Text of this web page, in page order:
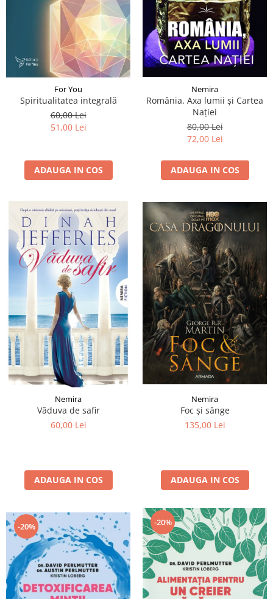
For You
Spiritualitatea integrală
60,00 Lei
51,00 Lei
ADAUGA IN COS
Nemira
România. Axa lumii și Cartea
Nației
80,00 Lei
72,00 Lei
ADAUGA IN COS
Nemira
Văduva de safir
60,00 Lei
ADAUGA IN COS
Nemira
Foc și sânge
135,00 Lei
ADAUGA IN COS
-20% -20%